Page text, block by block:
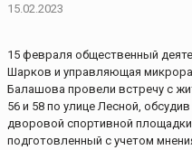
15.02.2023
15 февраля общественный
Шарков и управляющая
Балашова провели встречу с
56 и 58 по улице Лесной,
дворовой спортивной
подготовленный с учетом